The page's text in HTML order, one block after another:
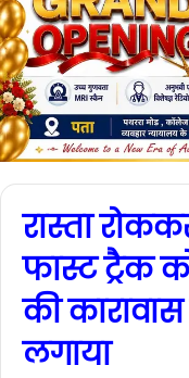
रास्ता
फास्ट ट्रैक
की
लगाया